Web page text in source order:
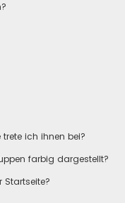
ich ihnen bei?
farbig dargestellt?
Startseite?